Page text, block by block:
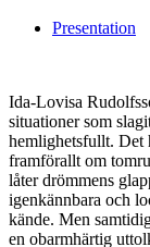
Presentation
Ida-Lovisa
situationer som
hemlighetsfullt. Det
framförallt om
låter drömmens
igenkännbara och
kände. Men
en obarmhärtig